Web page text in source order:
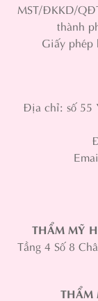
MST/ĐKKD/
thành
Giấy phép
Địa chỉ: số 55
THẨM MỸ
Tầng 4 Số 8
THẨM